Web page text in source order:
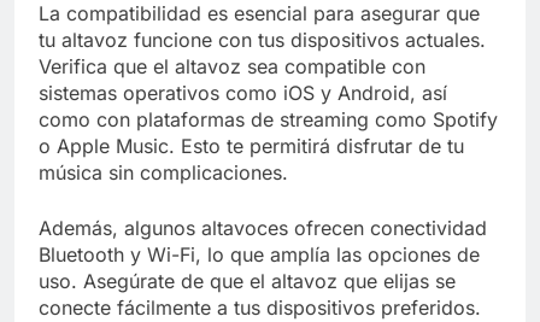
La compatibilidad es esencial para asegurar que
tu altavoz funcione con tus dispositivos actuales.
Verifica que el altavoz sea compatible con
sistemas operativos como iOS y Android, así
como con plataformas de streaming como Spotify
o Apple Music. Esto te permitirá disfrutar de tu
música sin complicaciones.
Además, algunos altavoces ofrecen conectividad
Bluetooth y Wi-Fi, lo que amplía las opciones de
uso. Asegúrate de que el altavoz que elijas se
conecte fácilmente a tus dispositivos preferidos.